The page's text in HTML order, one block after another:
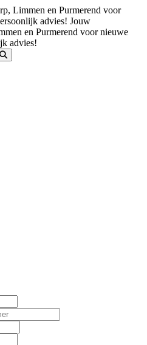
Limmen en Purmerend voor
advies! Jouw
en Purmerend voor nieuwe
advies!